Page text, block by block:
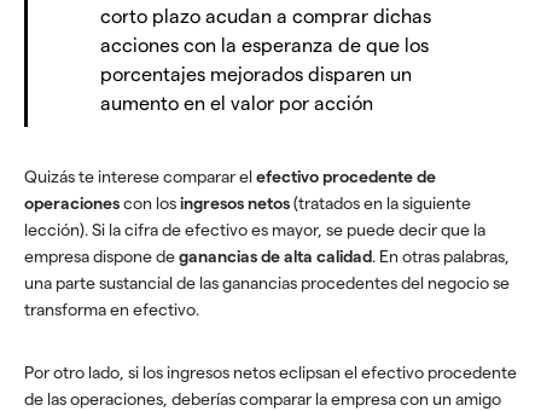
corto plazo acudan a comprar dichas
acciones con la esperanza de que los
porcentajes mejorados disparen un
aumento en el valor por acción
Quizás te interese comparar elefectivo procedente de
operacionescon losingresos netos(tratados en la siguiente
lección). Si la cifra de efectivo es mayor, se puede decir que la
empresa dispone deganancias de alta calidad. En otras palabras,
una parte sustancial de las ganancias procedentes del negocio se
transforma en efectivo.
Por otro lado, si los ingresos netos eclipsan el efectivo procedente
de las operaciones, deberías comparar la empresa con un amigo